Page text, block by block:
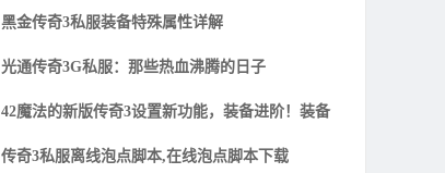
黑金传奇3私服装备特殊属性详解
光通传奇3G私服：那些热血沸腾的日子
42魔法的新版传奇3设置新功能，装备进阶！装备
传奇3私服离线泡点脚本,在线泡点脚本下载